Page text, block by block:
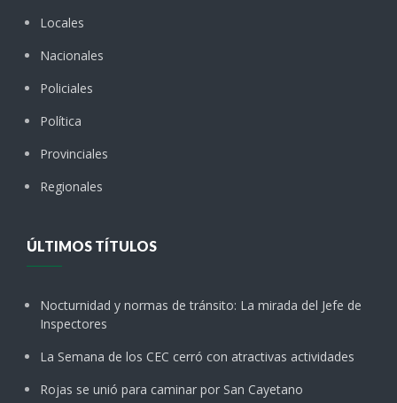
Locales
Nacionales
Policiales
Política
Provinciales
Regionales
ÚLTIMOS TÍTULOS
Nocturnidad y normas de tránsito: La mirada del Jefe de
Inspectores
La Semana de los CEC cerró con atractivas actividades
Rojas se unió para caminar por San Cayetano